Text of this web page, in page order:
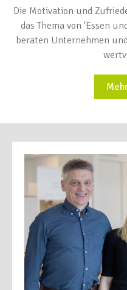
Die Motivation und
das Thema von 'Essen
beraten Unternehmen